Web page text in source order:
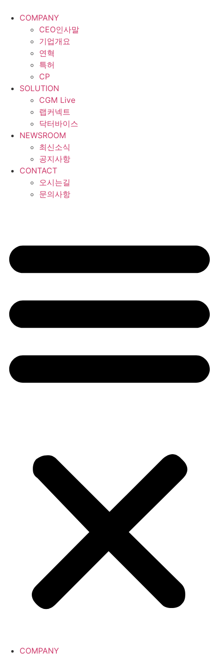
COMPANY
CEO인사말
기업개요
연혁
특허
CP
SOLUTION
CGM Live
랩커넥트
닥터바이스
NEWSROOM
최신소식
공지사항
CONTACT
오시는길
문의사항
COMPANY